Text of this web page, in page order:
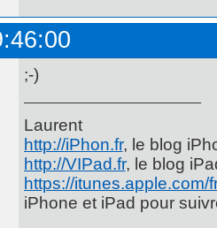
;-)
Laurent
http://iPhon.fr, le blog
http://VIPad.fr, le blog
https://
iPhone et iPad pour